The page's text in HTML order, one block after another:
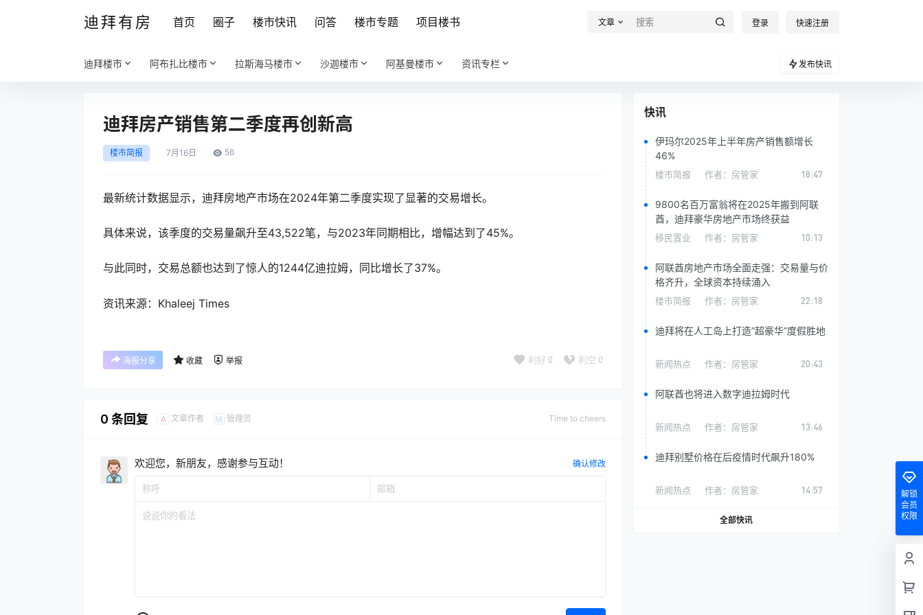
迪拜有房 首页 圈子 楼市快讯 问答 楼市专题 项目楼书 文章 登录 快速注册
迪拜楼市 阿布扎比楼市 拉斯海马楼市 沙迦楼市 阿基曼楼市 资讯专栏 发布快讯
迪拜房产销售第二季度再创新高
楼市简报 7月 16日 56
最新统计数据显示，迪拜房地产市场在2024年第二季度实现了显著的交易增长。
具体来说，该季度的交易量飙升至43,522笔，与2023年同期相比，增幅达到了45%。
与此同时，交易总额也达到了惊人的1244亿迪拉姆，同比增长了37%。
资讯来源：Khaleej Times
海报分享 收藏 举报 利好 0 利空 0
0 条回复 A 文章作者 M 管理员 Time to cheers
欢迎您，新朋友，感谢参与互动！ 确认修改
快讯
伊玛尔2025年上半年房产销售额增长
46%
楼市简报 作者： 房管家 18:47
9800名百万富翁将在2025年搬到阿联
酋，迪拜豪华房地产市场终获益
移民置业 作者： 房管家 10:13
阿联酋房地产市场全面走强：交易量与价
格齐升，全球资本持续涌入
楼市简报 作者： 房管家 22:18
迪拜将在人工岛上打造“超豪华”度假胜地
新闻热点 作者： 房管家 20:43
阿联酋也将进入数字迪拉姆时代
新闻热点 作者： 房管家 13:46
迪拜别墅价格在后疫情时代飙升180%
新闻热点 作者： 房管家 14:57
全部快讯
解锁
会员
权限